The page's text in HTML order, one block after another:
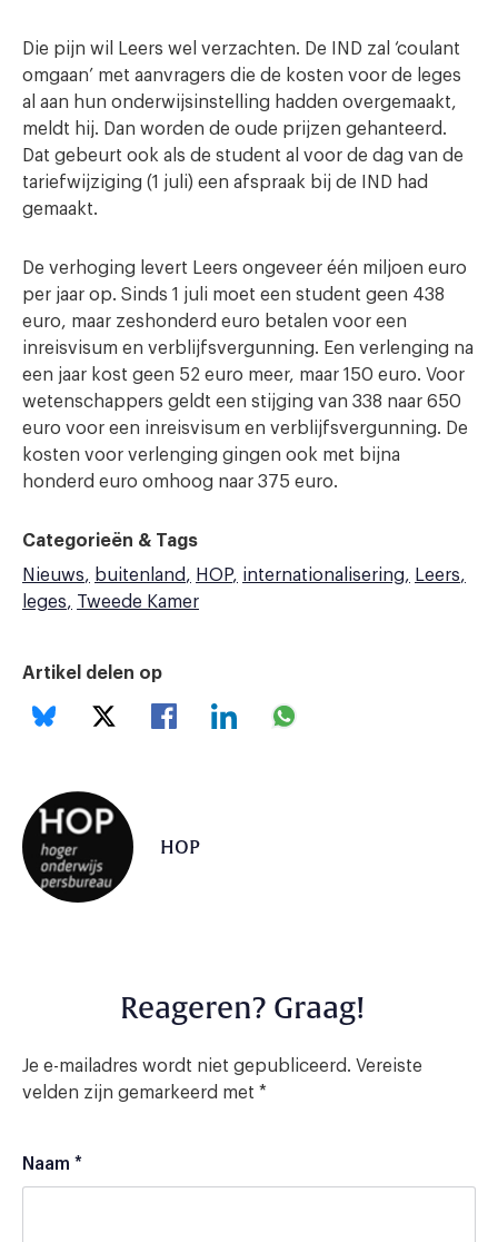
Die pijn wil Leers wel verzachten. De IND zal ‘coulant
omgaan’ met aanvragers die de kosten voor de leges
al aan hun onderwijsinstelling hadden overgemaakt,
meldt hij. Dan worden de oude prijzen gehanteerd.
Dat gebeurt ook als de student al voor de dag van de
tariefwijziging (1 juli) een afspraak bij de IND had
gemaakt.
De verhoging levert Leers ongeveer één miljoen euro
per jaar op. Sinds 1 juli moet een student geen 438
euro, maar zeshonderd euro betalen voor een
inreisvisum en verblijfsvergunning. Een verlenging na
een jaar kost geen 52 euro meer, maar 150 euro. Voor
wetenschappers geldt een stijging van 338 naar 650
euro voor een inreisvisum en verblijfsvergunning. De
kosten voor verlenging gingen ook met bijna
honderd euro omhoog naar 375 euro.
Categorieën & Tags
Nieuws
buitenland HOP internationalisering
Leers
leges
Tweede Kamer
Artikel delen op
HOP
Reageren? Graag!
Je e-mailadres wordt niet gepubliceerd. Vereiste
velden zijn gemarkeerd met *
Naam *